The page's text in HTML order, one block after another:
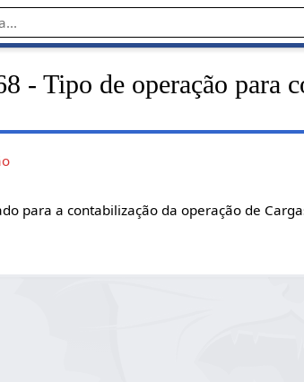
- Tipo de operação para
para a contabilização da operação de